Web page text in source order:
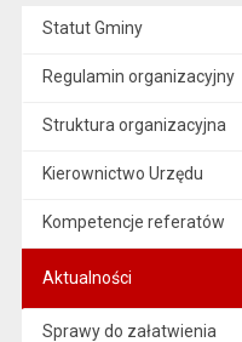
Statut Gminy
Regulamin organizacyjny
Struktura organizacyjna
Kierownictwo Urzędu
Kompetencje referatów
Aktualności
Sprawy do załatwienia